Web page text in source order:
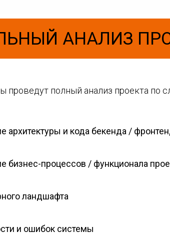
АНАЛИЗ
проведут полный анализ проекта по
архитектуры и кода бекенда /
бизнес-процессов / функционала
ландшафта
и ошибок системы